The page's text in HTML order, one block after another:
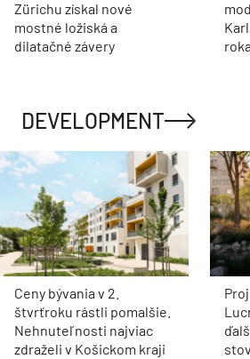
Zürichu získal nové
mostné ložiská a
dilatačné závery
roka
DEVELOPMENT
Ceny bývania v 2.
štvrťroku rástli pomalšie.
Nehnuteľnosti najviac
zdraželi v Košickom kraji